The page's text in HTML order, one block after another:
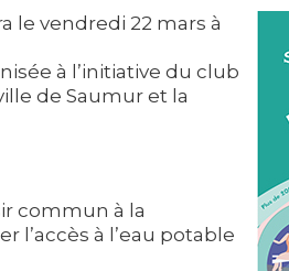
le vendredi 22 mars à
à l’initiative du club
de Saumur et la
commun à la
l’accès à l’eau potable